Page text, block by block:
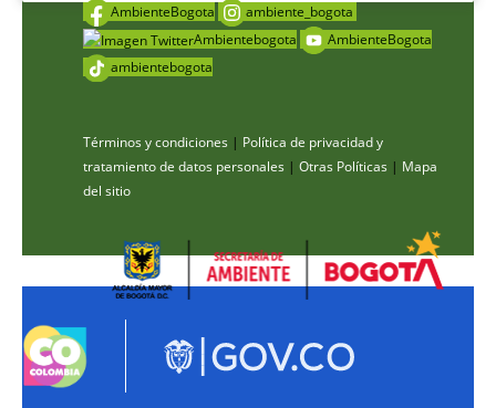
AmbienteBogota
ambiente_bogota
Ambientebogota
AmbienteBogota
ambientebogota
Términos y condiciones | Política de privacidad y
tratamiento de datos personales | Otras Políticas | Mapa
del sitio